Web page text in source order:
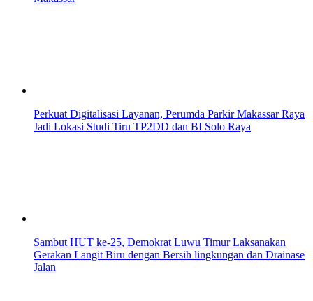
Perkuat Digitalisasi Layanan, Perumda Parkir Makassar Raya
Jadi Lokasi Studi Tiru TP2DD dan BI Solo Raya
Sambut HUT ke-25, Demokrat Luwu Timur Laksanakan
Gerakan Langit Biru dengan Bersih lingkungan dan Drainase
Jalan